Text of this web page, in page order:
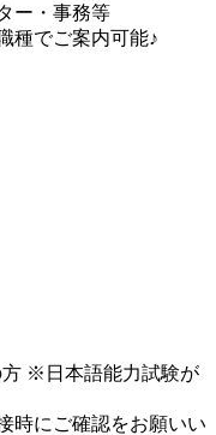
ー・事務等
種でご案内可能♪
※日本語能力試験が
時にご確認をお願いい